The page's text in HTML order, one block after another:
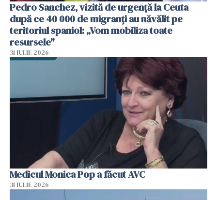
Pedro Sanchez, vizită de urgență la Ceuta
după ce 40 000 de migranți au năvălit pe
teritoriul spaniol: „Vom mobiliza toate
resursele"
31 IULIE 2026
Medicul Monica Pop a făcut AVC
31 IULIE 2026